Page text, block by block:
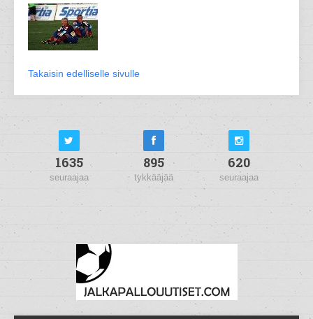
Takaisin edelliselle sivulle
1635
seuraajaa
895
tykkääjää
620
seuraajaa